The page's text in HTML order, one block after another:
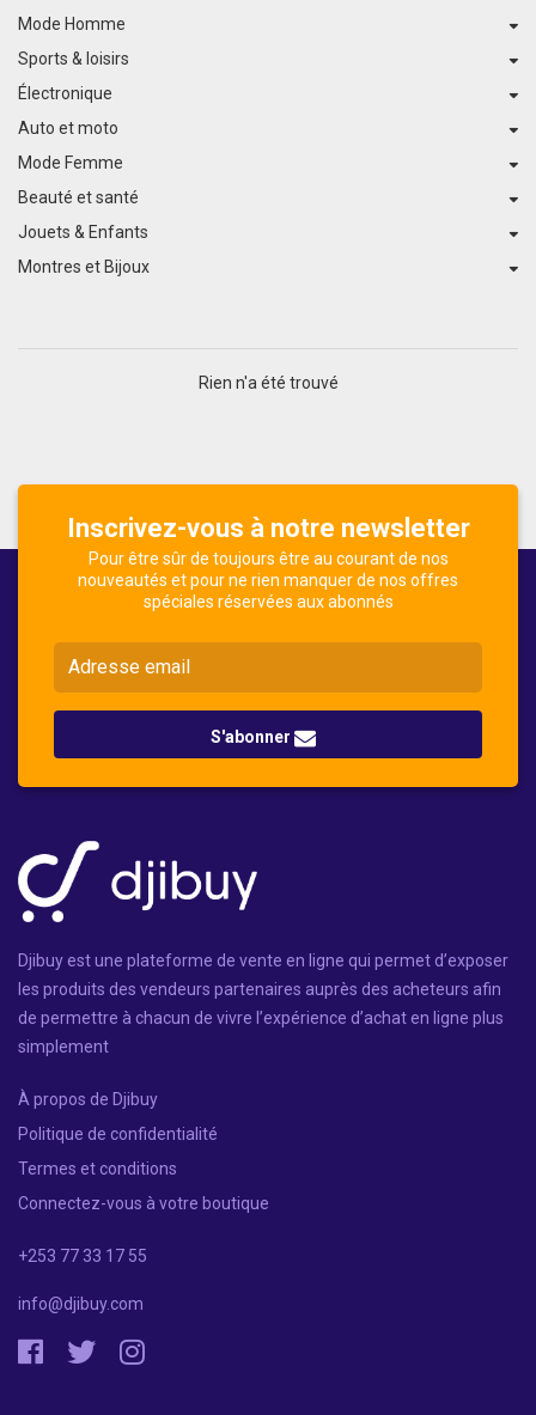
Mode Homme
Sports & loisirs
Électronique
Auto et moto
Mode Femme
Beauté et santé
Jouets & Enfants
Montres et Bijoux
Rien n'a été trouvé
Inscrivez-vous à notre newsletter
Pour être sûr de toujours être au courant de nos
nouveautés et pour ne rien manquer de nos offres
spéciales réservées aux abonnés
S'abonner
Djibuy est une plateforme de vente en ligne qui permet d’exposer
les produits des vendeurs partenaires auprès des acheteurs afin
de permettre à chacun de vivre l’expérience d’achat en ligne plus
simplement
À propos de Djibuy
Politique de confidentialité
Termes et conditions
Connectez-vous à votre boutique
+253 77 33 17 55
info@djibuy.com